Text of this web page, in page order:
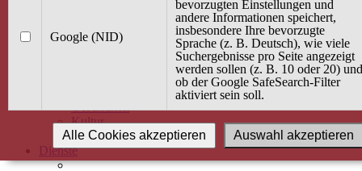
Babybauch & Elternschaft
Gesundheit
Kultur
Alle Kurse
Dienste
Google (NID)
bevorzugten Einstellungen und
andere Informationen speichert,
insbesondere Ihre bevorzugte
Sprache (z. B. Deutsch), wie viele
Suchergebnisse pro Seite angezeigt
werden sollen (z. B. 10 oder 20) und
ob der Google SafeSearch-Filter
aktiviert sein soll.
Auswahl akzeptieren
Alle Cookies akzeptieren